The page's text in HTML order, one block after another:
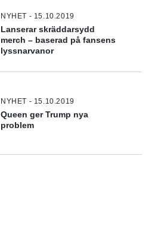
NYHET - 15.10.2019
Lanserar skräddarsydd
merch – baserad på fansens
lyssnarvanor
NYHET - 15.10.2019
Queen ger Trump nya
problem